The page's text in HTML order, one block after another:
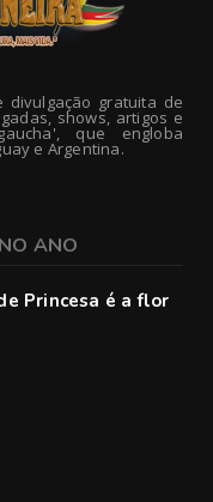
divulgação gratuita de
shows, artigos e
que engloba
e Argentina.
ANO
Princesa é a flor